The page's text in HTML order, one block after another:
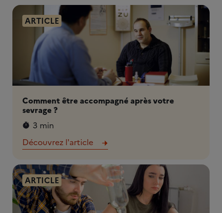
ARTICLE
Comment être accompagné après votre
sevrage ?
3 min
Découvrez l'article
ARTICLE